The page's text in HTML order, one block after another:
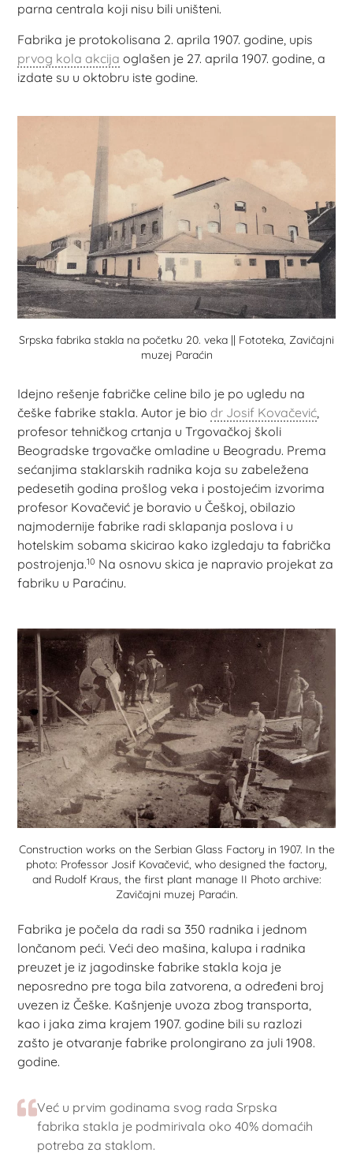
parna centrala koji nisu bili uništeni.
Fabrika je protokolisana 2. aprila 1907. godine, upis
prvog kola akcija oglašen je 27. aprila 1907. godine, a
izdate su u oktobru iste godine.
Srpska fabrika stakla na početku 20. veka || Fototeka, Zavičajni
muzej Paraćin
Idejno rešenje fabričke celine bilo je po ugledu na
češke fabrike stakla. Autor je biodr Josif Kovačević,
profesor tehničkog crtanja u Trgovačkoj školi
Beogradske trgovačke omladine u Beogradu. Prema
sećanjima staklarskih radnika koja su zabeležena
pedesetih godina prošlog veka i postojećim izvorima
profesor Kovačević je boravio u Češkoj, obilazio
najmodernije fabrike radi sklapanja poslova i u
hotelskim sobama skicirao kako izgledaju ta fabrička
postrojenja.10 Na osnovu skica je napravio projekat za
fabriku u Paraćinu.
Construction works on the Serbian Glass Factory in 1907. In the
photo: Professor Josif Kovačević, who designed the factory,
and Rudolf Kraus, the first plant manage II Photo archive:
Zavičajni muzej Paraćin.
Fabrika je počela da radi sa 350 radnika i jednom
lončanom peći. Veći deo mašina, kalupa i radnika
preuzet je iz jagodinske fabrike stakla koja je
neposredno pre toga bila zatvorena, a određeni broj
uvezen iz Češke. Kašnjenje uvoza zbog transporta,
kao i jaka zima krajem 1907. godine bili su razlozi
zašto je otvaranje fabrike prolongirano za juli 1908.
godine.
Već u prvim godinama svog rada Srpska
fabrika stakla je podmirivala oko 40% domaćih
potreba za staklom.